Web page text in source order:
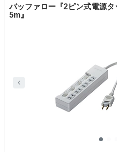
バッファロー『2ピン式電源
5m』